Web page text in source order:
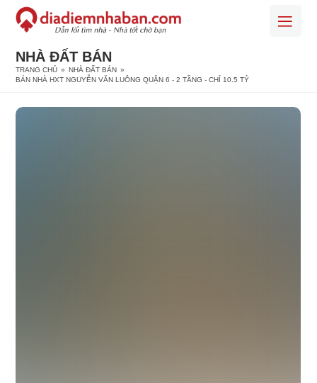
NHÀ ĐẤT BÁN
TRANG CHỦ » NHÀ ĐẤT BÁN »
BÁN NHÀ HXT NGUYỄN VĂN LUÔNG QUẬN 6 - 2 TẦNG - CHỈ 10.5 TỶ